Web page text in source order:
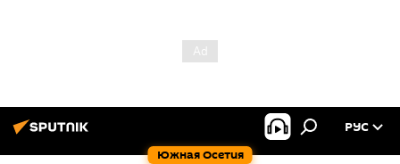
Южная Осетия
РУС